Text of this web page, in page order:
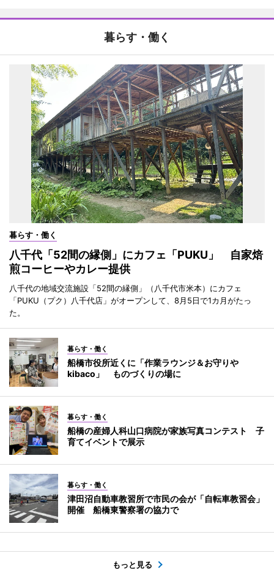
暮らす・働く
暮らす・働く
八千代「52間の縁側」にカフェ「PUKU」 自家焙
煎コーヒーやカレー提供
八千代の地域交流施設「52間の縁側」（八千代市米本）にカフェ
「PUKU（プク）八千代店」がオープンして、8月5日で1カ月がたっ
た。
暮らす・働く
船橋市役所近くに「作業ラウンジ＆お守りや
kibaco」 ものづくりの場に
暮らす・働く
船橋の産婦人科山口病院が家族写真コンテスト 子
育てイベントで展示
暮らす・働く
津田沼自動車教習所で市民の会が「自転車教習会」
開催 船橋東警察署の協力で
もっと見る